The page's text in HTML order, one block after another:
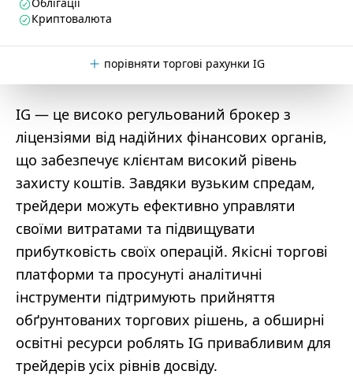
Криптовалюта
порівняти торгові рахунки IG
IG — це високо регульований брокер з
ліцензіями від надійних фінансових органів,
що забезпечує клієнтам високий рівень
захисту коштів. Завдяки вузьким спредам,
трейдери можуть ефективно управляти
своїми витратами та підвищувати
прибутковість своїх операцій. Якісні торгові
платформи та просунуті аналітичні
інструменти підтримують прийняття
обґрунтованих торгових рішень, а обширні
освітні ресурси роблять IG привабливим для
трейдерів усіх рівнів досвіду.